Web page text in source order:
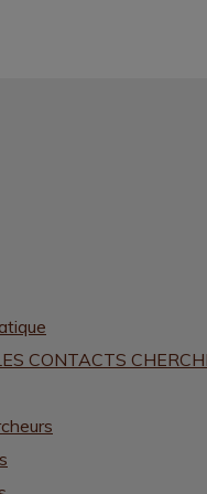
CONTACTS